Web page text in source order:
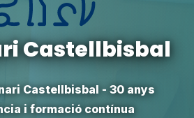
Castellbisbal
Castellbisbal - 30 anys
i formació contínua